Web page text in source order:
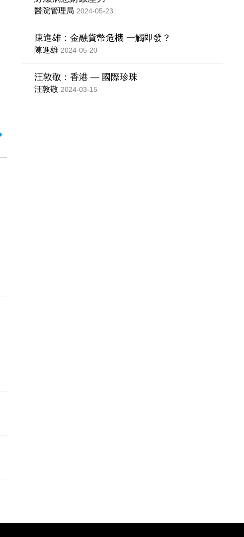
醫院管理局 2024-05-23
陳進雄：金融貨幣危機 一觸即發？
陳進雄 2024-05-20
汪敦敬：香港 — 國際珍珠
汪敦敬 2024-03-15